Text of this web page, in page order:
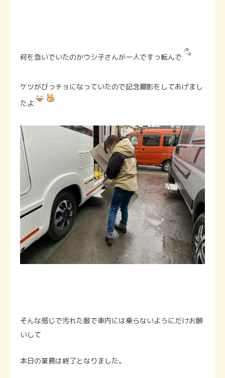
何を急いでいたのかウシ子さんが一人ですっ転んで
ケツがびっチョになっていたので記念撮影をしてあげまし
たよ
そんな感じで汚れた服で車内には乗らないようにだけお願
いして
本日の業務は終了となりました。